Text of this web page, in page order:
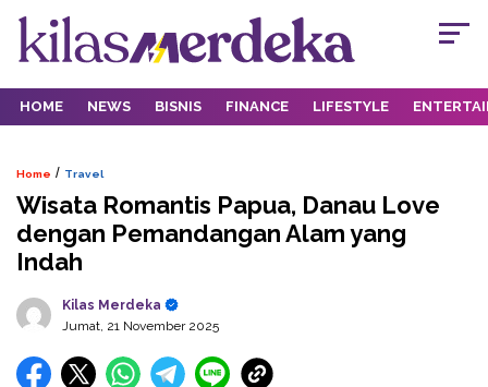
HOME NEWS BISNIS FINANCE LIFESTYLE
Home / Travel
Wisata Romantis Papua, Danau Love
dengan Pemandangan Alam yang
Indah
Kilas Merdeka
Jumat, 21 November 2025